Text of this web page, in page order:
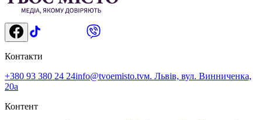
Контакти
+380 93 380 24 24info@tvoemisto.tvм. Львів, вул. Винниченка,
20а
Контент